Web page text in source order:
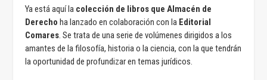
Ya está aquí la colección de libros que Almacén de
Derecho ha lanzado en colaboración con la Editorial
Comares. Se trata de una serie de volúmenes dirigidos a los
amantes de la filosofía, historia o la ciencia, con la que tendrán
la oportunidad de profundizar en temas jurídicos.